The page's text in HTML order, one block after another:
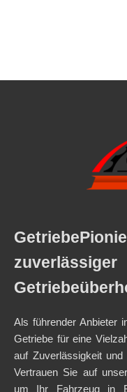
Als führender Anbieter
Getriebe für eine
auf Zuverlässigkeit
Vertrauen Sie auf
um Ihr Fahrzeug in